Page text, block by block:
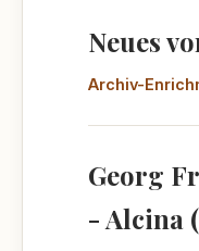
Neues
Archiv-
Georg
- Alcina